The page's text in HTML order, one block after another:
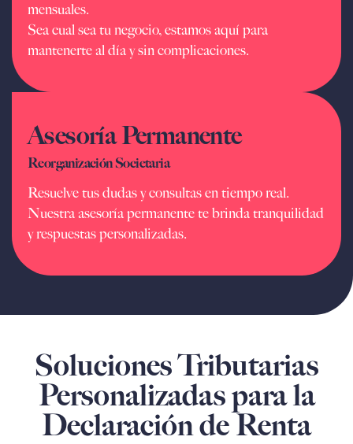
mensuales.
Sea cual sea tu negocio, estamos aquí para
mantenerte al día y sin complicaciones.
Asesoría Permanente
Reorganización Societaria
Resuelve tus dudas y consultas en tiempo real.
Nuestra asesoría permanente te brinda tranquilidad
y respuestas personalizadas.
Soluciones Tributarias
Personalizadas para la
Declaración de Renta